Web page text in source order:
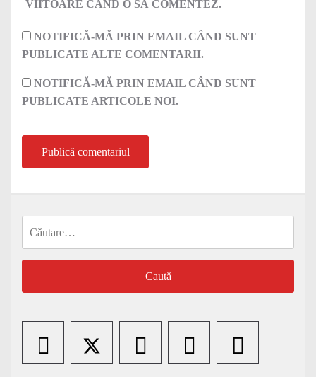
VIITOARE CÂND O SĂ COMENTEZ.
NOTIFICĂ-MĂ PRIN EMAIL CÂND SUNT
PUBLICATE ALTE COMENTARII.
NOTIFICĂ-MĂ PRIN EMAIL CÂND SUNT
PUBLICATE ARTICOLE NOI.